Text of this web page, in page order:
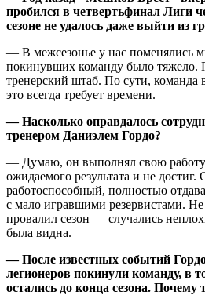
пробился в четвертьфинал Лиги
сезоне не удалось даже выйти из
— В межсезонье у нас поменялись
покинувших команду было тяжело.
тренерский штаб. По сути, команда
это всегда требует времени.
— Насколько оправдалось
тренером Даниэлем Гордо?
— Думаю, он выполнял свою работу
ожидаемого результата и не достиг.
работоспособный, полностью
с мало игравшими резервистами.
провалил сезон — случались
была видна.
— После известных событий
легионеров покинули команду, в
остались до конца сезона. Почему